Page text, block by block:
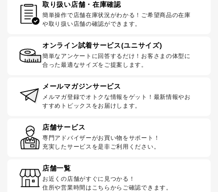
取り扱い店舗・在庫確認
簡単操作で店舗在庫状況がわかる！ご希望商品の在庫
や取り扱い店舗の確認ができます。
オンライン試着サービス(ユニサイズ)
簡単なアンケートに回答するだけ！お客さまの体型に
合った最適なサイズをご提案します。
メールマガジンサービス
メルマガ登録でオトクな情報をゲット！最新情報やお
すすめトピックスをお届けします。
店舗サービス
専門アドバイザーがお買い物をサポート！
充実したサービスを是非ご利用ください。
店舗一覧
お近くの店舗がすぐに見つかる！
住所や営業時間はこちらからご確認できます。